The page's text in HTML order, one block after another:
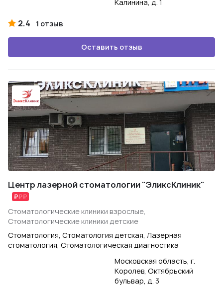
Калинина, д. 1
2.4 1 отзыв
Оставить отзыв
Центр лазерной стоматологии "ЭликсКлиник"
Стоматологические клиники взрослые,
Стоматологические клиники детские
Стоматология, Стоматология детская, Лазерная
стоматология, Стоматологическая диагностика
Московская область, г.
Королев, Октябрьский
бульвар, д. 3